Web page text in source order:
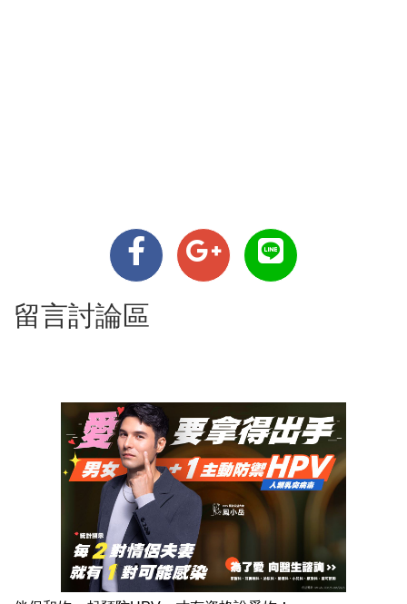
留言討論區